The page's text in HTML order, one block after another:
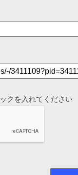
クを入れてください